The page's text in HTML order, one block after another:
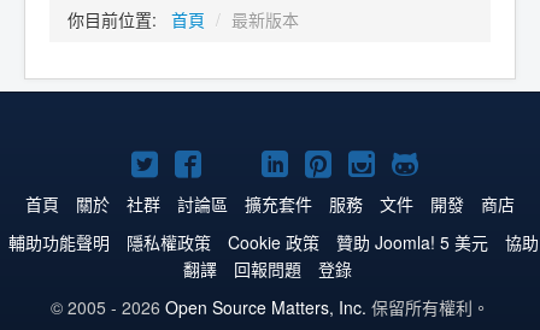
你目前位置: 首頁 / 最新版本
Twitter
上
的
Joomla!
Facebook
上
的
Joomla!
YouTube
上
的
Joomla!
Linkedln
上
的
Joomla!
Pinterest
上
的
Joomla!
Instagram
上
的
GitHub
上
的
首頁 關於 社群 討論區 擴充套件 服務 文件 開發
商店
輔助功能聲明
隱私權政策 Cookie 政策 贊助 Joomla! 5 美元
協助
翻譯
回報問題
登錄
© 2005 - 2026 Open Source Matters, Inc. 保留所有權利。